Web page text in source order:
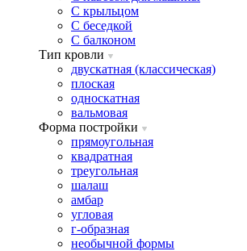
C крыльцом
C беседкой
C балконом
Тип кровли
двускатная (классическая)
плоская
односкатная
вальмовая
Форма постройки
прямоугольная
квадратная
треугольная
шалаш
амбар
угловая
г-образная
необычной формы